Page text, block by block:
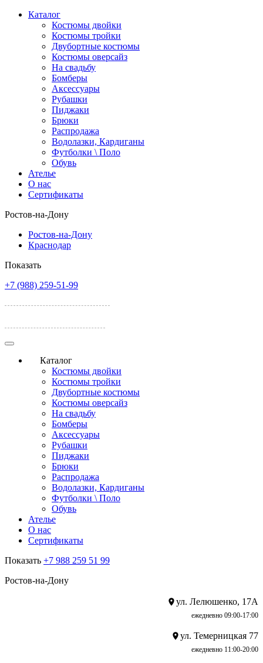
Каталог
Костюмы двойки
Костюмы тройки
Двубортные костюмы
Костюмы оверсайз
На свадьбу
Бомберы
Аксессуары
Рубашки
Пиджаки
Брюки
Распродажа
Водолазки, Кардиганы
Футболки \ Поло
Обувь
Ателье
О нас
Сертификаты
Ростов-на-Дону
Ростов-на-Дону
Краснодар
Показать
+7 (988) 259-51-99
Каталог
Костюмы двойки
Костюмы тройки
Двубортные костюмы
Костюмы оверсайз
На свадьбу
Бомберы
Аксессуары
Рубашки
Пиджаки
Брюки
Распродажа
Водолазки, Кардиганы
Футболки \ Поло
Обувь
Ателье
О нас
Сертификаты
Показать +7 988 259 51 99
Ростов-на-Дону
ул. Лелюшенко, 17А
ежедневно 09:00-17:00
ул. Темерницкая 77
ежедневно 11:00-20:00